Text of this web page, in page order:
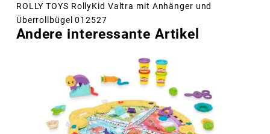
ROLLY TOYS RollyKid Valtra mit Anhänger und
Überrollbügel 012527
Andere interessante Artikel